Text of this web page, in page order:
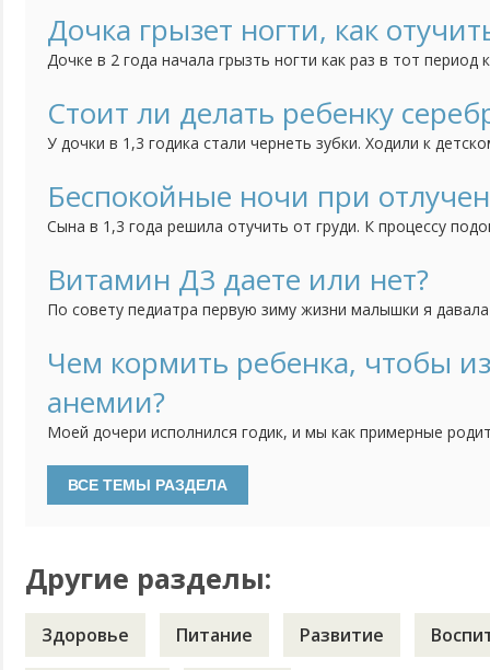
Дочка грызет ногти, как
Дочке в 2 года начала грызть ногти как раз в тот период
как вариант думаю может появление брата так
привычка грызть ногти. Сейчас дочке 3 года, а привычка
Стоит ли делать ребенку
У дочки в 1,3 годика стали чернеть зубки. Ходили к
сделать серебрение. Зубки мы чистим, но результат
теперь не знаю стоить ли делать процедуру серебрения
Беспокойные ночи при
Сына в 1,3 года решила отучить от груди. К процессу
несколько часов оставляя его одного, потом на полдня.
дневные кормления уменьшились до "вокруг сна", ночью
Витамин Д3 даете или нет?
По совету педиатра первую зиму жизни малышки я
давать витамин Д3. Особенностей развития нет,
делать, если ребенку уже 2 года и гуляем регулярно?
Чем кормить ребенка, чтобы
анемии?
Моей дочери исполнился годик, и мы как примерные
медсестра и сказала, что у дочки понижен гемоглобин
хотя бы 120. Соответственно диагноз анемия. Сказала
Другие разделы:
Здоровье Питание Развитие